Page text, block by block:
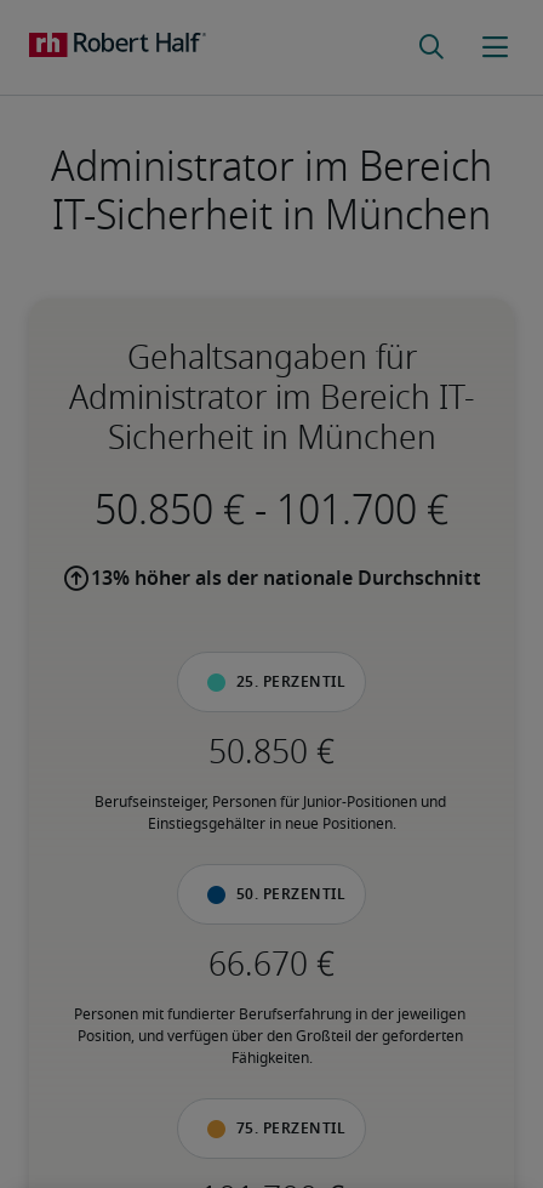
Administrator im Bereich
IT-Sicherheit in München
Gehaltsangaben für
Administrator im Bereich IT-
Sicherheit in München
-
13% höher als der nationale Durchschnitt
25. Perzentil
Berufseinsteiger, Personen für Junior-Positionen und
Einstiegsgehälter in neue Positionen.
50. Perzentil
Personen mit fundierter Berufserfahrung in der jeweiligen
Position, und verfügen über den Großteil der geforderten
Fähigkeiten.
75. Perzentil